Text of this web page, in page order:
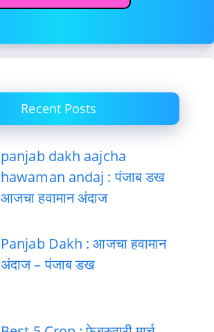
Recent Posts
panjab dakh aajcha
hawaman andaj : पंजाब डख
आजचा हवामान अंदाज
Panjab Dakh : आजचा हवामान
अंदाज – पंजाब डख